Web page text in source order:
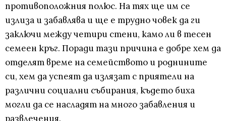
противоположния полюс. На тях ще им се
излиза и забавлява и ще е трудно човек да ги
заключи между четири стени, камо ли в тесен
семеен кръг. Поради тази причина е добре хем да
отделят време на семейството и роднините
си, хем да успеят да излязат с приятели на
различни социални събирания, където биха
могли да се насладят на много забавления и
развлечения.